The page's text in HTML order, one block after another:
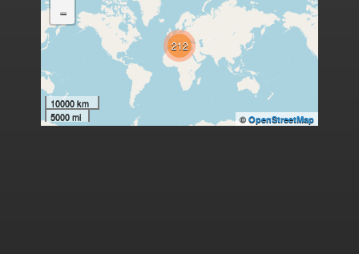
212
-
10000 km
5000 mi
© OpenStreetMap